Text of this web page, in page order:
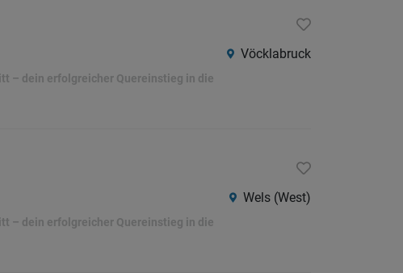
Vöcklabruck
– dein erfolgreicher Quereinstieg in die
Wels (West)
– dein erfolgreicher Quereinstieg in die